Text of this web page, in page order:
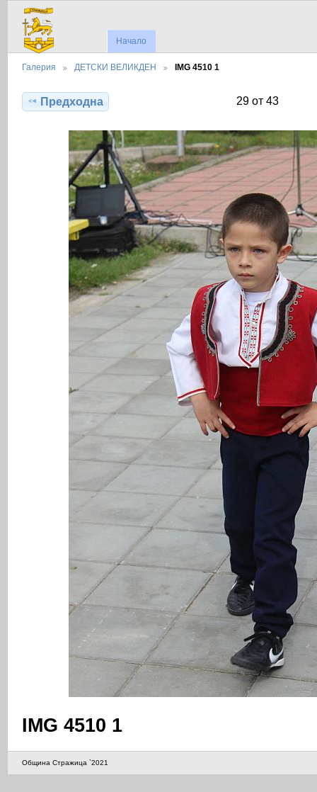
Начало
Галерия ДЕТСКИ ВЕЛИКДЕН IMG 4510 1
Предходна 29 от 43
IMG 4510 1
Община Стражица `2021